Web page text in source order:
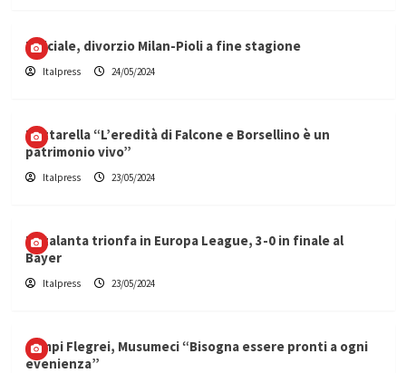
Ufficiale, divorzio Milan-Pioli a fine stagione
Italpress 24/05/2024
Mattarella “L’eredità di Falcone e Borsellino è un
patrimonio vivo”
Italpress 23/05/2024
L’Atalanta trionfa in Europa League, 3-0 in finale al
Bayer
Italpress 23/05/2024
Campi Flegrei, Musumeci “Bisogna essere pronti a ogni
evenienza”